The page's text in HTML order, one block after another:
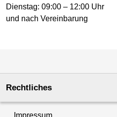
Dienstag: 09:00 – 12:00 Uhr
und nach Vereinbarung
Rechtliches
Impressum